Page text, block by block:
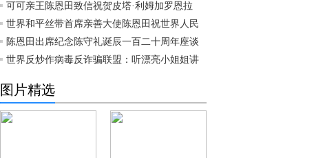
可可亲王陈恩田致信祝贺皮塔·利姆加罗恩拉
世界和平丝带首席亲善大使陈恩田祝世界人民
陈恩田出席纪念陈守礼诞辰一百二十周年座谈
世界反炒作病毒反诈骗联盟：听漂亮小姐姐讲
图片精选